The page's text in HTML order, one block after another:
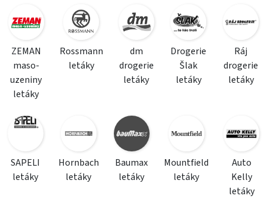
ZEMAN
maso-
uzeniny
letáky
Rossmann
letáky
dm
drogerie
letáky
Drogerie
Šlak
letáky
Ráj
drogerie
letáky
SAPELI
letáky
Hornbach
letáky
Baumax
letáky
Mountfield
letáky
Auto
Kelly
letáky